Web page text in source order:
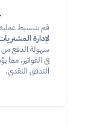
قم بتبسيط
لإدارة
التدفق النقدي.